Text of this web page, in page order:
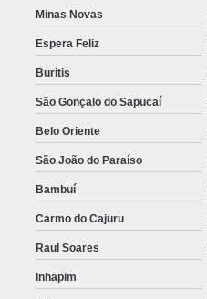
Minas Novas
Espera Feliz
Buritis
São Gonçalo do Sapucaí
Belo Oriente
São João do Paraíso
Bambuí
Carmo do Cajuru
Raul Soares
Inhapim